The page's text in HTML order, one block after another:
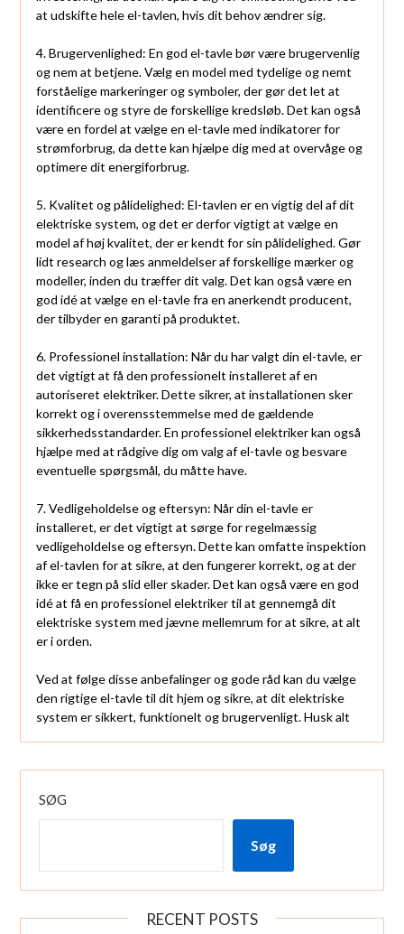
at udskifte hele el-tavlen, hvis dit behov ændrer sig.
4. Brugervenlighed: En god el-tavle bør være brugervenlig
og nem at betjene. Vælg en model med tydelige og nemt
forståelige markeringer og symboler, der gør det let at
identificere og styre de forskellige kredsløb. Det kan også
være en fordel at vælge en el-tavle med indikatorer for
strømforbrug, da dette kan hjælpe dig med at overvåge og
optimere dit energiforbrug.
5. Kvalitet og pålidelighed: El-tavlen er en vigtig del af dit
elektriske system, og det er derfor vigtigt at vælge en
model af høj kvalitet, der er kendt for sin pålidelighed. Gør
lidt research og læs anmeldelser af forskellige mærker og
modeller, inden du træffer dit valg. Det kan også være en
god idé at vælge en el-tavle fra en anerkendt producent,
der tilbyder en garanti på produktet.
6. Professionel installation: Når du har valgt din el-tavle, er
det vigtigt at få den professionelt installeret af en
autoriseret elektriker. Dette sikrer, at installationen sker
korrekt og i overensstemmelse med de gældende
sikkerhedsstandarder. En professionel elektriker kan også
hjælpe med at rådgive dig om valg af el-tavle og besvare
eventuelle spørgsmål, du måtte have.
7. Vedligeholdelse og eftersyn: Når din el-tavle er
installeret, er det vigtigt at sørge for regelmæssig
vedligeholdelse og eftersyn. Dette kan omfatte inspektion
af el-tavlen for at sikre, at den fungerer korrekt, og at der
ikke er tegn på slid eller skader. Det kan også være en god
idé at få en professionel elektriker til at gennemgå dit
elektriske system med jævne mellemrum for at sikre, at alt
er i orden.
Ved at følge disse anbefalinger og gode råd kan du vælge
den rigtige el-tavle til dit hjem og sikre, at dit elektriske
system er sikkert, funktionelt og brugervenligt. Husk alt
SØG
Søg
RECENT POSTS